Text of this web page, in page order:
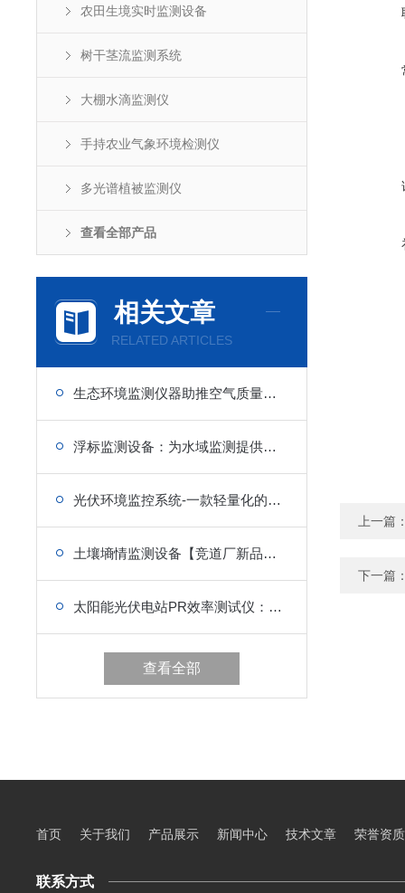
农田生境实时监测设备
树干茎流监测系统
大棚水滴监测仪
手持农业气象环境检测仪
多光谱植被监测仪
查看全部产品
相关文章
RELATED ARTICLES
生态环境监测仪器助推空气质量标准化
浮标监测设备：为水域监测提供可靠数据支撑
光伏环境监控系统-一款轻量化的光伏气象监测设备
土壤墒情监测设备【竞道厂新品推出】
太阳能光伏电站PR效率测试仪：精准测效，评估电站PR表现
查看全部
上一篇
下一篇
首页 关于我们 产品展示 新闻中心 技术文章 荣誉资质
联系方式